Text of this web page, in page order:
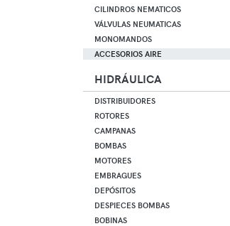
CILINDROS NEMATICOS
VÁLVULAS NEUMATICAS
MONOMANDOS
ACCESORIOS AIRE
HIDRÁULICA
DISTRIBUIDORES
ROTORES
CAMPANAS
BOMBAS
MOTORES
EMBRAGUES
DEPÓSITOS
DESPIECES BOMBAS
BOBINAS